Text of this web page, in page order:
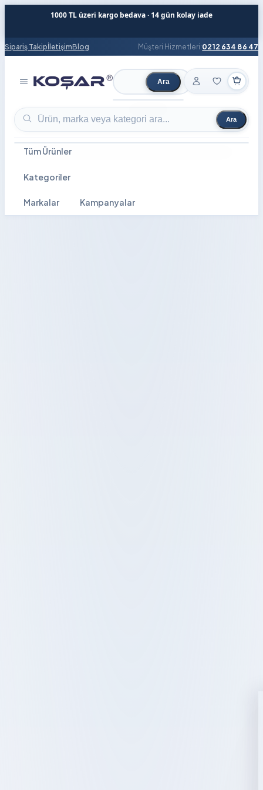
1000 TL üzeri kargo bedava · 14 gün kolay iade
Sipariş TakipİletişimBlog Müşteri Hizmetleri:0212 634 86 47
Ürün ara Ara
Ürün ara Ara
Tüm Ürünler
Kategoriler
Markalar Kampanyalar